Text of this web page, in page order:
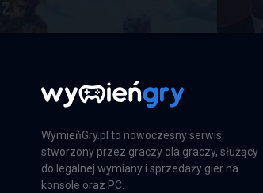
Far Cry 6: Limited Edition
WymieńGry.pl to nowoczesny serwis
stworzony przez graczy dla graczy, służący
do legalnej wymiany i sprzedaży gier na
konsole oraz PC.